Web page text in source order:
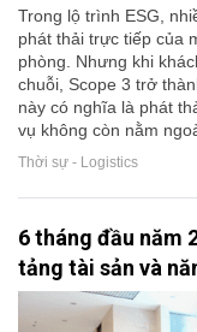
Trong lộ trình ESG,
phát thải trực tiếp của
phòng. Nhưng khi
chuỗi, Scope 3 trở
này có nghĩa là phát
vụ không còn nằm
Thời sự - Logistics
6 tháng đầu năm
tảng tài sản và